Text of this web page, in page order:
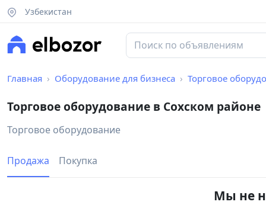
Узбекистан
Главная Оборудование для бизнеса Торговое
Торговое оборудование в Сохском районе
Торговое оборудование
Продажа Покупка
Мы не